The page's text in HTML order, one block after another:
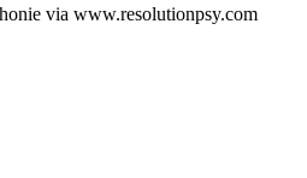
via www.resolutionpsy.com